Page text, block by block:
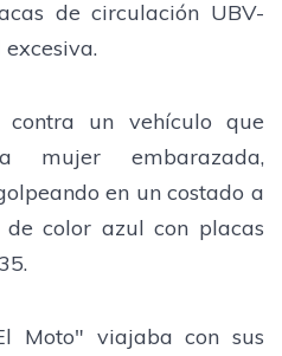
de circulación UBV-
contra un vehículo que
mujer embarazada,
en un costado a
color azul con placas
Moto" viajaba con sus